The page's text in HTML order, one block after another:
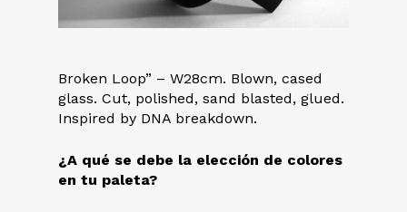
Broken Loop” – W28cm. Blown, cased
glass. Cut, polished, sand blasted, glued.
Inspired by DNA breakdown.
¿A qué se debe la elección de colores
en tu paleta?